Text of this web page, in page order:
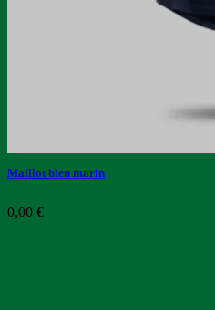
Maillot bleu marin
0,00 €